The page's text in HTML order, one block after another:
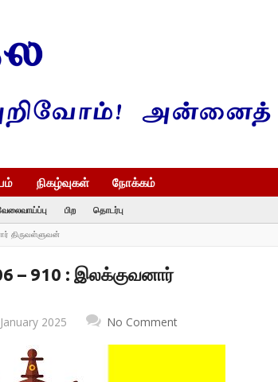
நிகழ்வுகள் நோக்கம்
பிற தொடர்பு
திருவள்ளுவன்
– 910 : இலக்குவனார்
2025 No Comment